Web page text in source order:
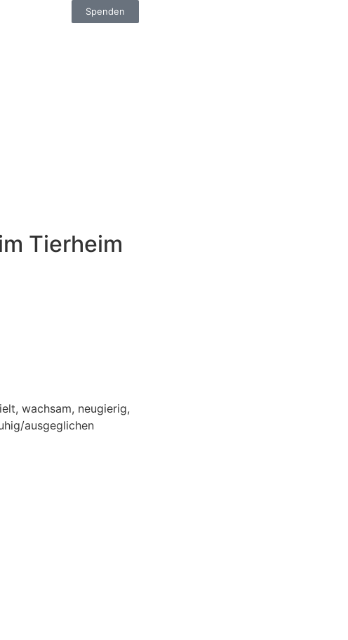
Spenden
Tierheim
wachsam, neugierig,
ausgeglichen